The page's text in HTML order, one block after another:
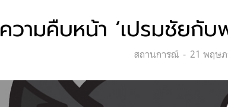
ความคืบหน้า ‘เปรมชัยกั
Categories:
สถานการณ์
Posted
21 พฤษ